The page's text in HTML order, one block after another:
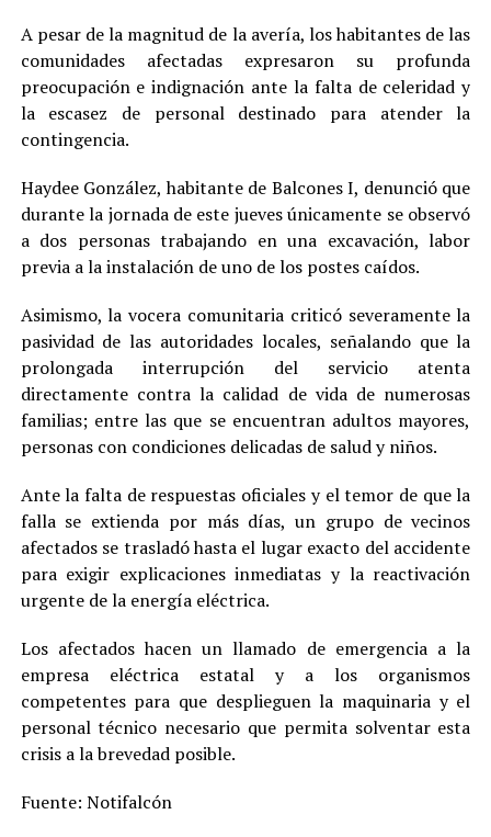
A pesar de la magnitud de la avería, los habitantes de las
comunidades afectadas expresaron su profunda
preocupación e indignación ante la falta de celeridad y
la escasez de personal destinado para atender la
contingencia.
Haydee González, habitante de Balcones I, denunció que
durante la jornada de este jueves únicamente se observó
a dos personas trabajando en una excavación, labor
previa a la instalación de uno de los postes caídos.
Asimismo, la vocera comunitaria criticó severamente la
pasividad de las autoridades locales, señalando que la
prolongada interrupción del servicio atenta
directamente contra la calidad de vida de numerosas
familias; entre las que se encuentran adultos mayores,
personas con condiciones delicadas de salud y niños.
Ante la falta de respuestas oficiales y el temor de que la
falla se extienda por más días, un grupo de vecinos
afectados se trasladó hasta el lugar exacto del accidente
para exigir explicaciones inmediatas y la reactivación
urgente de la energía eléctrica.
Los afectados hacen un llamado de emergencia a la
empresa eléctrica estatal y a los organismos
competentes para que desplieguen la maquinaria y el
personal técnico necesario que permita solventar esta
crisis a la brevedad posible.
Fuente: Notifalcón